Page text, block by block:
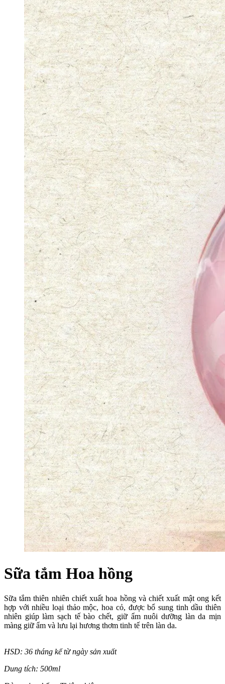
Sữa tắm Hoa hồng
Sữa tắm thiên nhiên chiết xuất hoa hồng và chiết xuất mật ong kết
hợp với nhiều loại thảo mộc, hoa cỏ, được bổ sung tinh dầu thiên
nhiên giúp làm sạch tế bào chết, giữ ẩm nuôi dưỡng làn da mịn
màng giữ ẩm và lưu lại hương thơm tinh tế trên làn da.
HSD: 36 tháng kể từ ngày sản xuất
Dung tích: 500ml